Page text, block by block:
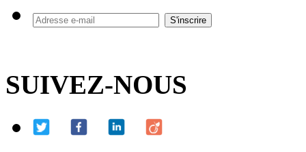
SUIVEZ-NOUS